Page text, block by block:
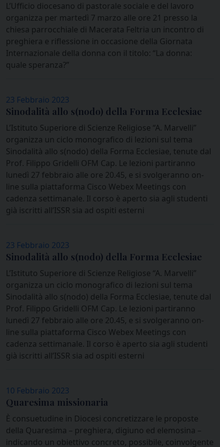
L’Ufficio diocesano di pastorale sociale e del lavoro
organizza per martedì 7 marzo alle ore 21 presso la
chiesa parrocchiale di Macerata Feltria un incontro di
preghiera e riflessione in occasione della Giornata
Internazionale della donna con il titolo: “La donna:
quale speranza?”
23 Febbraio 2023
Sinodalità allo s(nodo) della Forma Ecclesiae
L’Istituto Superiore di Scienze Religiose “A. Marvelli”
organizza un ciclo monografico di lezioni sul tema
Sinodalità allo s(nodo) della Forma Ecclesiae, tenute dal
Prof. Filippo Gridelli OFM Cap. Le lezioni partiranno
lunedì 27 febbraio alle ore 20.45, e si svolgeranno on-
line sulla piattaforma Cisco Webex Meetings con
cadenza settimanale. Il corso è aperto sia agli studenti
già iscritti all’ISSR sia ad ospiti esterni
23 Febbraio 2023
Sinodalità allo s(nodo) della Forma Ecclesiae
L’Istituto Superiore di Scienze Religiose “A. Marvelli”
organizza un ciclo monografico di lezioni sul tema
Sinodalità allo s(nodo) della Forma Ecclesiae, tenute dal
Prof. Filippo Gridelli OFM Cap. Le lezioni partiranno
lunedì 27 febbraio alle ore 20.45, e si svolgeranno on-
line sulla piattaforma Cisco Webex Meetings con
cadenza settimanale. Il corso è aperto sia agli studenti
già iscritti all’ISSR sia ad ospiti esterni
10 Febbraio 2023
Quaresima missionaria
È consuetudine in Diocesi concretizzare le proposte
della Quaresima – preghiera, digiuno ed elemosina –
indicando un obiettivo concreto, possibile, coinvolgente